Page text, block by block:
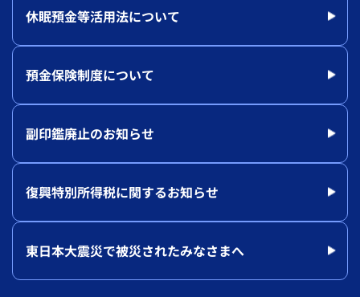
休眠預金等活用法について
預金保険制度について
副印鑑廃止のお知らせ
復興特別所得税に関するお知らせ
東日本大震災で被災されたみなさまへ